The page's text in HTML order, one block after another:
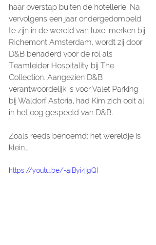
haar overstap buiten de hotellerie. Na
vervolgens een jaar ondergedompeld
te zijn in de wereld van luxe-merken bij
Richemont Amsterdam, wordt zij door
D&B benaderd voor de rol als
Teamleider Hospitality bij The
Collection. Aangezien D&B
verantwoordelijk is voor Valet Parking
bij Waldorf Astoria, had Kim zich ooit al
in het oog gespeeld van D&B.
Zoals reeds benoemd: het wereldje is
klein…
https://youtu.be/-aiByi4IgQI